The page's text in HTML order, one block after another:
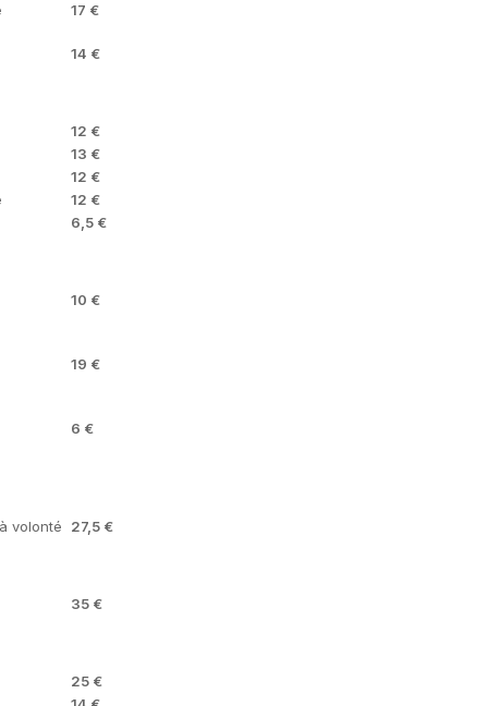
17 €
14 €
12 €
13 €
12 €
12 €
6,5 €
10 €
19 €
6 €
volonté 27,5 €
35 €
25 €